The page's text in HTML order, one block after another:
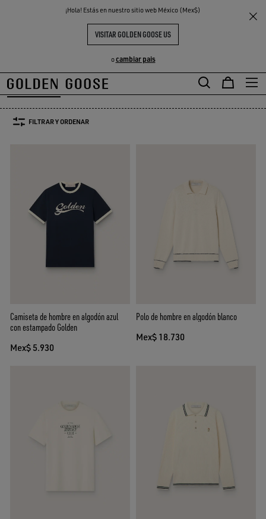
¡Hola! Estás en nuestro sitio web México (Mex$)
VISITAR GOLDEN GOOSE US
ocambiar pais
THE
COMMUNITY
Prendas T-Shirt & Polos
PLAYERAS Y POLOS HOMBRE
T-Shirt & Polos
T-Shirt & Polos
Sudaderas
Sudaderas Denim
Vaqueros & Pantalones
Vaqueros & Pantalones
FILTRAR Y ORDENAR
Camiseta de hombre en algodón azul
con estampado Golden
Mex$ 5.930
Polo de hombre en algodón blanco
Mex$ 18.730